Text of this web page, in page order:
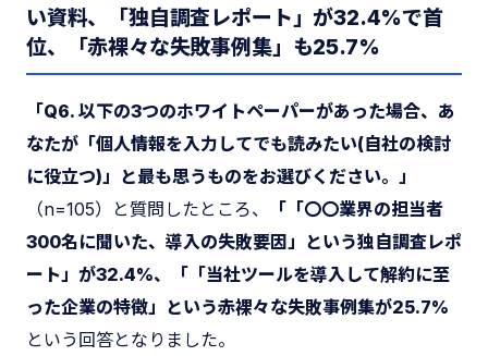
い資料、「独自調査レポート」が32.4%で首
位、「赤裸々な失敗事例集」も25.7%
「Q6. 以下の3つのホワイトペーパーがあった場合、あ
なたが「個人情報を入力してでも読みたい(自社の検討
に役立つ)」と最も思うものをお選びください。」
（n=105）と質問したところ、
「「〇〇業界の担当者
300名に聞いた、導入の失敗要因」という独自調査レポ
ート」が32.4%、「「当社ツールを導入して解約に至
った企業の特徴」という赤裸々な失敗事例集が25.7%
という回答となりました。